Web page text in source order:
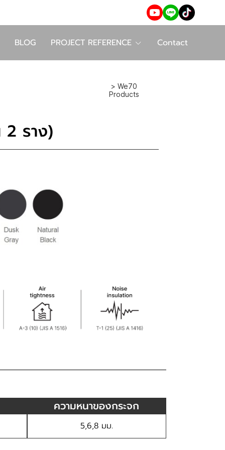
BLOG PROJECT REFERENCE Contact
> We70
Products
2 ราง)
ความหนาของกระจก
5,6,8 มม.